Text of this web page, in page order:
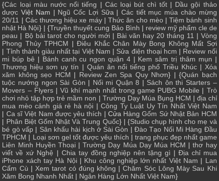
{Các loại màu nước nổi tiếng | Các loại bút chì tốt| Dầu gội thảo
dược Việt Nam | Ngũ Cốc Lợi Sữa | Các tiết mục múa chào mừng
20/11 | Các thương hiệu xe máy|Thức ăn cho mèo|Tiệm bánh sinh
nhật Hà Nội} | {Truyền thuyết cung Bảo Bình | review mỹ phẩm cle de
peau | Bộ bài tarot cho người mới| Bài văn hay 20 tháng 11 | Vòng
Phong Thủy TPHCM |Điêu Khắc Chân Mày Bong Không Mất Sợi
| Tỉnh thành giàu nhất tại Việt Nam | Sửa điện thoại hcm | Review nối
mi búp bê | Bánh canh cu ngon quận 4| Kem sâm trị thâm mụn |
Thương hiệu sơn uy tín | Quán ăn nổi tiếng phố Triều Khúc| Xóa
xăm không sẹo HCM | Review Zen Spa Quy Nhơn} | {Quán bạch
tuộc nướng ngon Sài Gòn | Nối mi Quận 8 | Sách ôn thi Starters –
Movers – Flyers| Vũ khí mạnh nhất trong game PUBG Mobile | Trò
chơi nhỏ tập hợp trẻ mầm non | Trường Dạy Múa Bụng HCM | địa chỉ
mua mèo cảnh giá rẻ hà nội |Công Ty Luật Uy Tín Nhất Việt Nam
| Ca sĩ Việt Nam được yêu thích | Cửa Hàng Gốm Sứ Nhật Bản HCM
| Phân Biệt Gốm Nhật Và Trung Quốc} | {Studio chụp hình cho mẹ và
bé gò vấp | Sân khấu hài kịch ở Sài Gòn |Đào Tạo Nối Mi Hàng Đầu
TPHCM | Loại sơn gel tốt được yêu thích | trang phục đẹp nhất game
Liên Minh Huyền Thoại|Trường Dạy Múa Dạy Múa HCM |thơ hay
viết về xứ Nghệ | Chia tay đồng nghiệp nên tặng gì | Địa chỉ mua
iPhone xách tay Hà Nội| Khu công nghiệp lớn nhất Việt Nam | Lan
Cẩm Cù | Xem tarot có đúng không |Chăm Sóc Lông Mày Sau Khi
Xăm Bong Nhanh Nhất | Ngân Hàng Lớn Nhất Việt Nam}